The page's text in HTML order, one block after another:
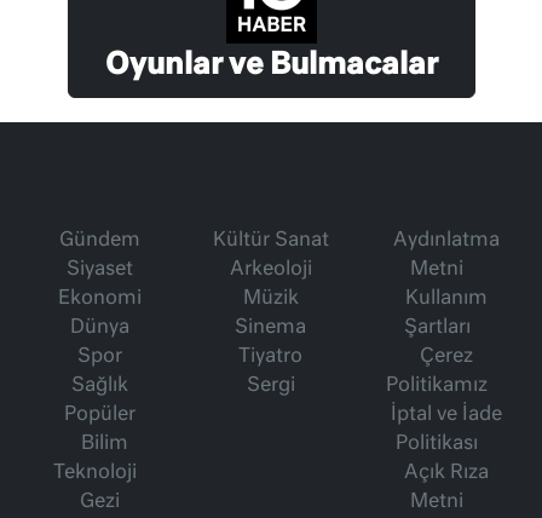
Oyunlar ve Bulmacalar
Gündem
Siyaset
Ekonomi
Dünya
Spor
Sağlık
Popüler
Bilim
Teknoloji
Gezi
Kültür Sanat
Arkeoloji
Müzik
Sinema
Tiyatro
Sergi
Aydınlatma
Metni
Kullanım
Şartları
Çerez
Politikamız
İptal ve İade
Politikası
Açık Rıza
Metni